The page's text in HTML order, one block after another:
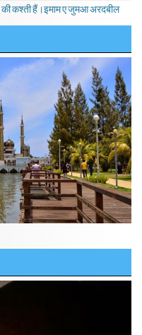
की कश्ती हैं।इमाम ए जुमआ अरदबील